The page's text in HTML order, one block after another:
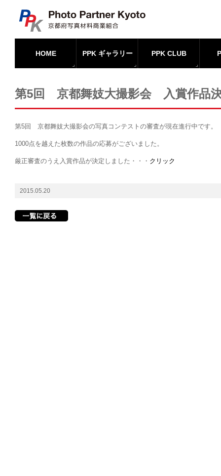
HOME PPK ギャラリー PPK CLUB
第5回 京都舞妓大撮影会 入賞作品
第5回 京都舞妓大撮影会の写真コンテストの審査が現在進行中です。
1000点を越えた枚数の作品の応募がございました。
厳正審査のうえ入賞作品が決定しました・・・ クリック
2015.05.20